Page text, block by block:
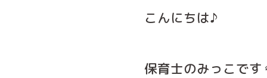
こんにちは♪
保育士のみっこです